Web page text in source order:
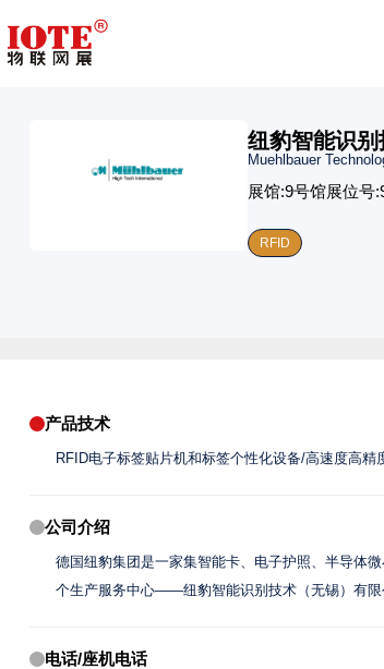
纽豹智能识别
Muehlbauer
展馆:9号馆展位号:
RFID
产品技术
RFID电子标签贴片机和标签个性化设备/高速度高精
公司介绍
德国纽豹集团是一家集智能卡、电子护照、半导体
个生产服务中心——纽豹智能识别技术（无锡）有限
电话/座机电话